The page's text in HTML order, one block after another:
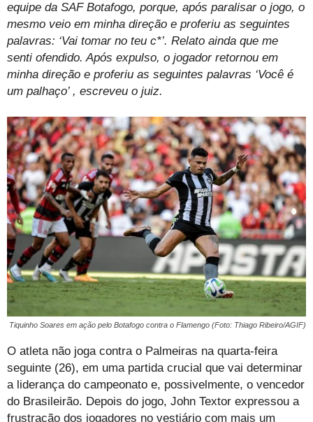
equipe da SAF Botafogo, porque, após paralisar o jogo, o
mesmo veio em minha direção e proferiu as seguintes
palavras: ‘Vai tomar no teu c*’. Relato ainda que me
senti ofendido. Após expulso, o jogador retornou em
minha direção e proferiu as seguintes palavras ‘Você é
um palhaço’ , escreveu o juiz.
Tiquinho Soares em ação pelo Botafogo contra o Flamengo (Foto: Thiago Ribeiro/AGIF)
O atleta não joga contra o Palmeiras na quarta-feira
seguinte (26), em uma partida crucial que vai determinar
a liderança do campeonato e, possivelmente, o vencedor
do Brasileirão. Depois do jogo, John Textor expressou a
frustração dos jogadores no vestiário com mais um